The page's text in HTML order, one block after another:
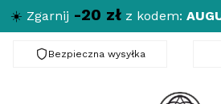
☀️ Zgarnij -20 zł z kodem:
Bezpieczna wysyłka